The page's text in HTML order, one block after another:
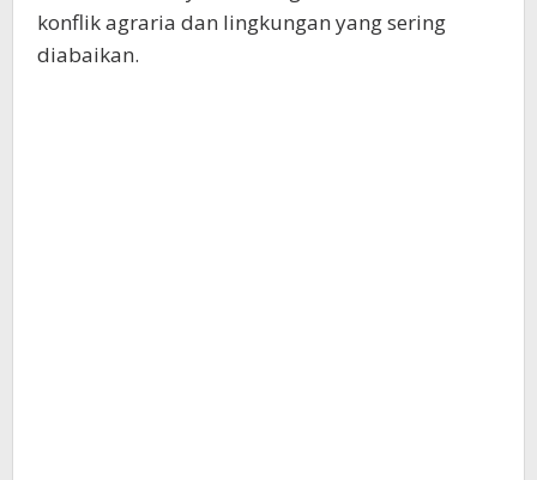
konflik agraria dan lingkungan yang sering
diabaikan.